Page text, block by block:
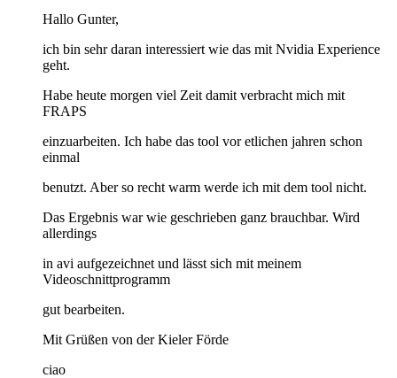
Hallo Gunter,
ich bin sehr daran interessiert wie das mit Nvidia Experience
geht.
Habe heute morgen viel Zeit damit verbracht mich mit
FRAPS
einzuarbeiten. Ich habe das tool vor etlichen jahren schon
einmal
benutzt. Aber so recht warm werde ich mit dem tool nicht.
Das Ergebnis war wie geschrieben ganz brauchbar. Wird
allerdings
in avi aufgezeichnet und lässt sich mit meinem
Videoschnittprogramm
gut bearbeiten.
Mit Grüßen von der Kieler Förde
ciao